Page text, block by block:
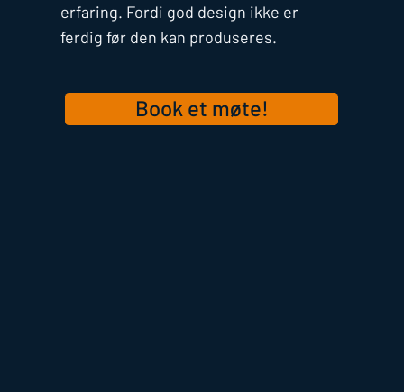
erfaring. Fordi god design ikke er
ferdig før den kan produseres.
Book et møte!